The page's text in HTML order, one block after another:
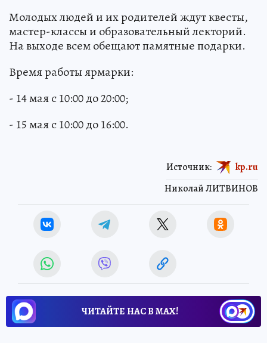
Молодых людей и их родителей ждут квесты,
мастер-классы и образовательный лекторий.
На выходе всем обещают памятные подарки.
Время работы ярмарки:
- 14 мая с 10:00 до 20:00;
- 15 мая с 10:00 до 16:00.
Николай ЛИТВИНОВ
Источник: kp.ru
ЧИТАЙТЕ НАС В МАХ!